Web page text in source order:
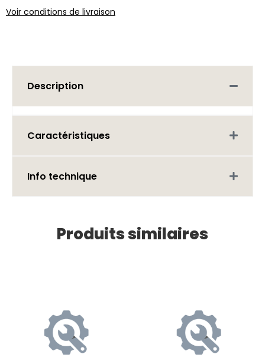
Voir conditions de livraison
Description
Caractéristiques
Info technique
Produits similaires